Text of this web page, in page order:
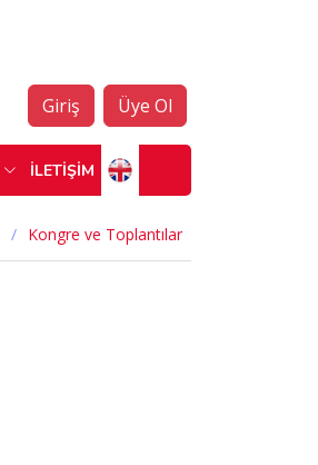
Giriş Üye Ol
İLETİŞİM
Kongre ve Toplantılar